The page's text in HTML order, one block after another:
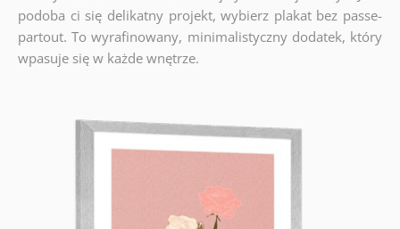
podoba ci się delikatny projekt, wybierz plakat bez passe-
partout. To wyrafinowany, minimalistyczny dodatek, który
wpasuje się w każde wnętrze.